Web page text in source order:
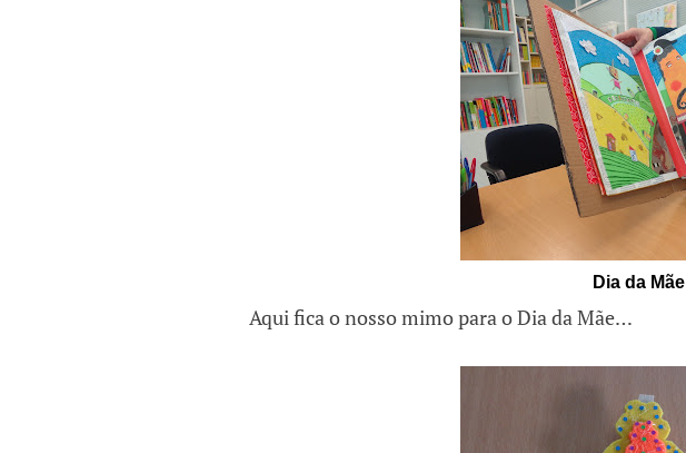
Dia da Mãe
Aqui fica o nosso mimo para o Dia da Mãe…